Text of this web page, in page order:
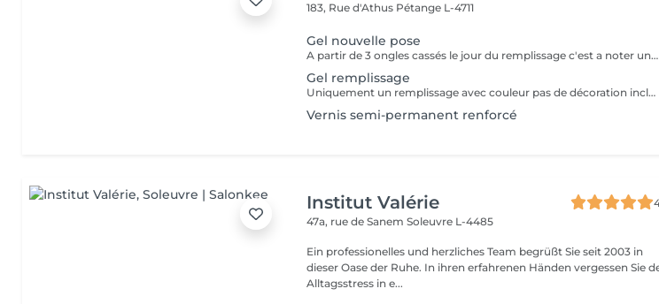
183, Rue d'Athus Pétange L-4711
Gel nouvelle pose
A partir de 3 ongles cassés le jour du remplissage c'est a noter une nouvelle pose.
Gel remplissage
Uniquement un remplissage avec couleur pas de décoration inclus.
Vernis semi-permanent renforcé
Institut Valérie
47a, rue de SanemSoleuvre L-4485
Ein professionelles und herzliches Team begrüßt Sie seit 2003 in
dieser Oase der Ruhe. In ihren erfahrenen Händen vergessen Sie
Alltagsstress in e...